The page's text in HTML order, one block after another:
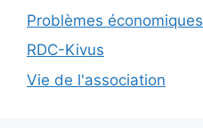
Problèmes économiques
RDC-Kivus
Vie de l'association